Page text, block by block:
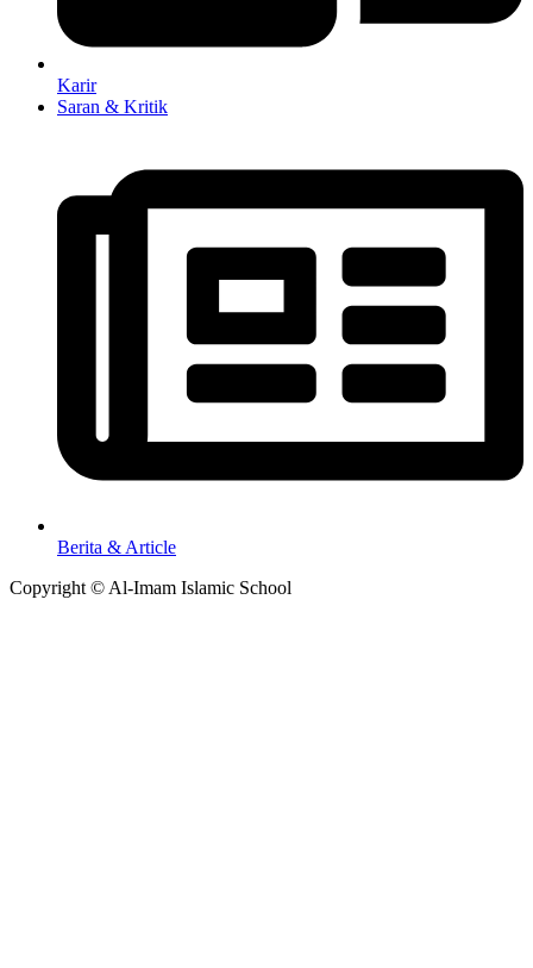
Karir
Saran & Kritik
Berita & Article
Copyright © Al-Imam Islamic School